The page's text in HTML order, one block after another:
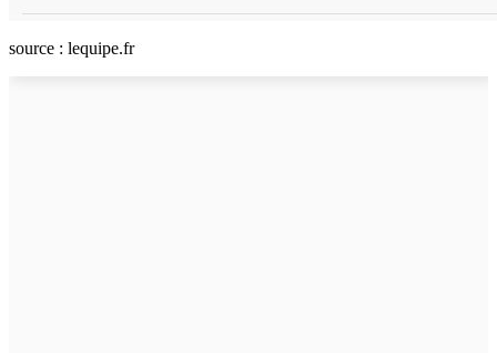
source : lequipe.fr